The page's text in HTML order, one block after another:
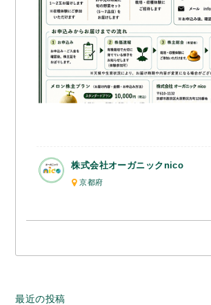
株式会社オーガニックnico
京都府
最近の投稿